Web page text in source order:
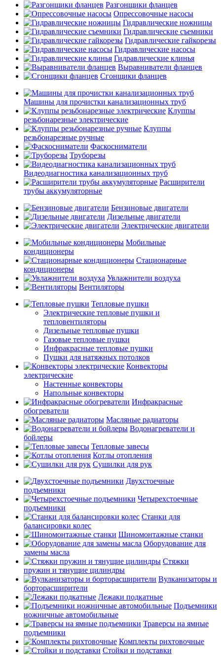
Разгонщики фланцев
Опрессовочные насосы
Гидравлические ножницы
Гидравлические съемники
Гидравлические гайкорезы
Гидравлические насосы
Гидравлические клинья
Выравниватели фланцев
Сгонщики фланцев
Машины для прочистки канализационных труб
Клуппы
резьбонарезные электрические
Клуппы
резьбонарезные ручные
Фаскосниматели
Труборезы
Видеодиагностика канализационных труб
Расширители
трубы аккумуляторные
Бензиновые двигатели
Дизельные двигатели
Электрические двигатели
Мобильные
кондиционеры
Стационарные
кондиционеры
Увлажнители воздуха
Вентиляторы
Тепловые пушки
Электрические тепловые пушки и
тепловентиляторы
Дизельные тепловые пушки
Газовые тепловые пушки
Инфракрасные тепловые пушки
Пушки для натяжных потолков
Конвекторы
электрические
Настенные конвекторы
Напольные конвекторы
Инфракрасные
обогреватели
Масляные радиаторы
Водонагреватели и
бойлеры
Тепловые завесы
Котлы отопления
Сушилки для рук
Двухстоечные
подъемники
Четырехстоечные
подъемники
Станки для
балансировки колес
Шиномонтажные станки
Оборудование для
замены масла
Стяжки
пружин и тянущие цилиндры
Вулканизаторы и
борторасширители
Лежаки подкатные
Подъемники
ножничные автомобильные
Траверсы на ямные
подъемники
Комплекты рихтовочные
Стойки и подставки